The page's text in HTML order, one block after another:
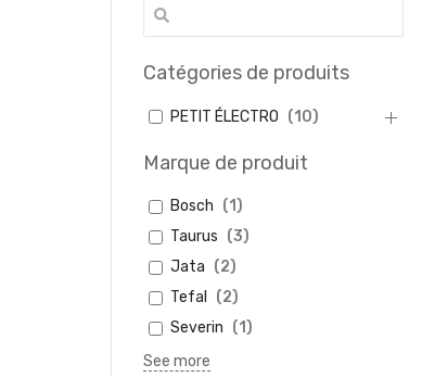
Catégories de produits
PETIT ÉLECTRO (10)
Marque de produit
Bosch (1)
Taurus (3)
Jata (2)
Tefal
(2)
Severin (1)
See more